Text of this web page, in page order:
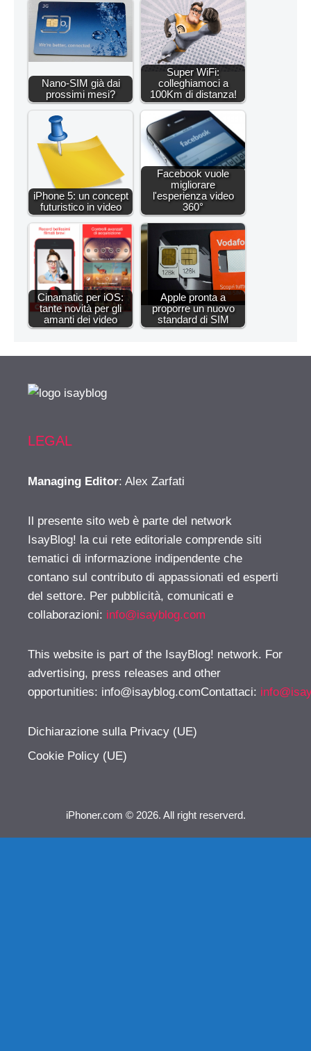
Nano-SIM già dai
prossimi mesi?
Super WiFi:
colleghiamoci a
100Km di distanza!
iPhone 5: un concept
futuristico in video
Facebook vuole
migliorare
l'esperienza video
360°
Cinamatic per iOS:
tante novità per gli
amanti dei video
Apple pronta a
proporre un nuovo
standard di SIM
LEGAL
Managing Editor: Alex Zarfati
Il presente sito web è parte del network
IsayBlog! la cui rete editoriale comprende siti
tematici di informazione indipendente che
contano sul contributo di appassionati ed esperti
del settore. Per pubblicità, comunicati e
collaborazioni: info@isayblog.com
This website is part of the IsayBlog! network. For
advertising, press releases and other
opportunities: info@isayblog.comContattaci:
Dichiarazione sulla Privacy (UE)
Cookie Policy (UE)
iPhoner.com © 2026. All right reserverd.